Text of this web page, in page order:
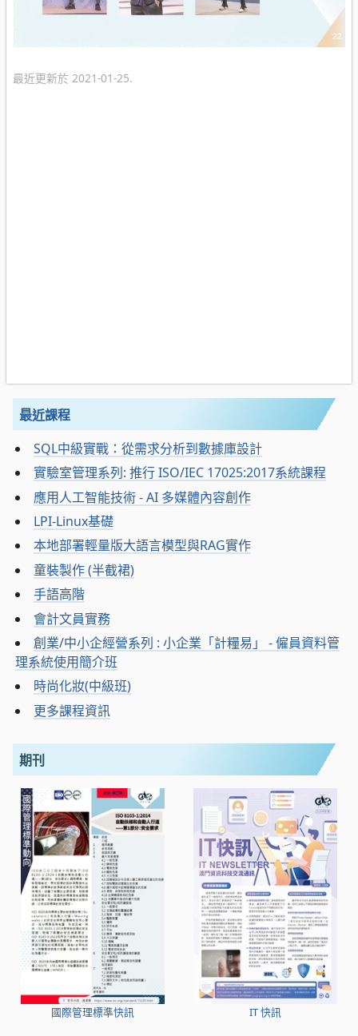
最近更新於 2021-01-25.
最近課程
SQL中級實戰：從需求分析到數據庫設計
實驗室管理系列: 推行 ISO/IEC 17025:2017系統課程
應用人工智能技術 - AI 多媒體內容創作
LPI-Linux基礎
本地部署輕量版大語言模型與RAG實作
童裝製作 (半截裙)
手語高階
會計文員實務
創業/中小企經營系列 : 小企業「計糧易」 - 僱員資料管
理系統使用簡介班
時尚化妝(中級班)
更多課程資訊
期刊
國際管理標準快訊 IT 快訊